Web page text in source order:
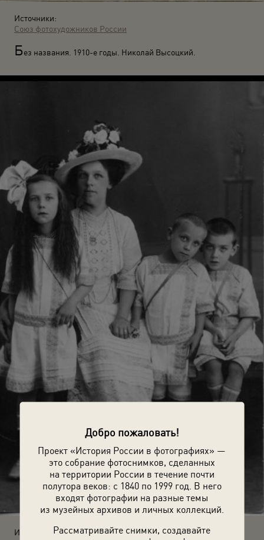
Добро пожаловать!
Проект «История России в фотографиях» —
это собрание фотоснимков, сделанных
на территории России в течение почти
полутора веков: с 1840 по 1999 год. В него
входят фотографии на разные темы
из музейных архивов и личных коллекций.
Рассматривайте снимки, создавайте
Источники:
Союз фотохудожников России
Без названия. 1910-е годы. Николай Высоцкий.
Источники: